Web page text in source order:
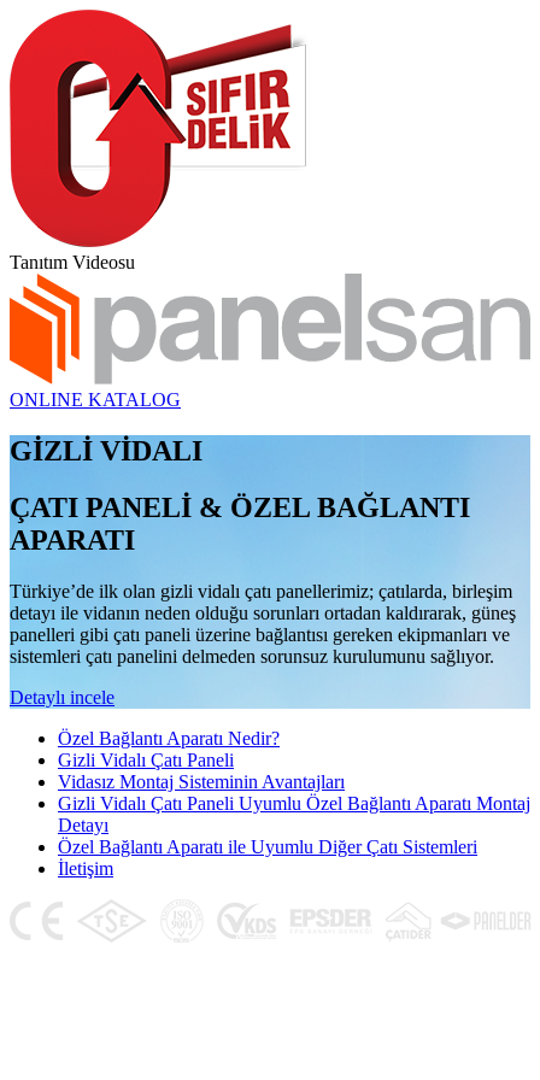
Tanıtım Videosu
ONLINE KATALOG
GİZLİ VİDALI
ÇATI PANELİ & ÖZEL BAĞLANTI
APARATI
Türkiye’de ilk olan gizli vidalı çatı panellerimiz; çatılarda, birleşim
detayı ile vidanın neden olduğu sorunları ortadan kaldırarak, güneş
panelleri gibi çatı paneli üzerine bağlantısı gereken ekipmanları ve
sistemleri çatı panelini delmeden sorunsuz kurulumunu sağlıyor.
Detaylı incele
Özel Bağlantı Aparatı Nedir?
Gizli Vidalı Çatı Paneli
Vidasız Montaj Sisteminin Avantajları
Gizli Vidalı Çatı Paneli Uyumlu Özel Bağlantı Aparatı Montaj
Detayı
Özel Bağlantı Aparatı ile Uyumlu Diğer Çatı Sistemleri
İletişim